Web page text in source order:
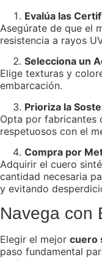
Evalúa las
Asegúrate de que el
resistencia a rayos
Selecciona un
Elige texturas y
embarcación.
Prioriza la
Opta por fabricantes
respetuosos con el
Compra por
Adquirir el cuero
cantidad necesaria
y evitando
Navega con
Elegir el mejor cuero
paso fundamental